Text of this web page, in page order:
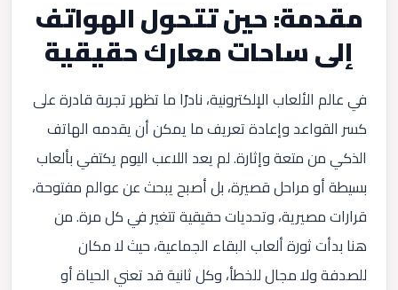
مقدمة: حين تتحول الهواتف
إلى ساحات معارك حقيقية
في عالم الألعاب الإلكترونية، نادرًا ما تظهر تجربة قادرة على
كسر القواعد وإعادة تعريف ما يمكن أن يقدمه الهاتف
الذكي من متعة وإثارة. لم يعد اللاعب اليوم يكتفي بألعاب
بسيطة أو مراحل قصيرة، بل أصبح يبحث عن عوالم مفتوحة،
قرارات مصيرية، وتحديات حقيقية تتغير في كل مرة. من
هنا بدأت ثورة ألعاب البقاء الجماعية، حيث لا مكان
للصدفة ولا مجال للخطأ، وكل ثانية قد تعني الحياة أو